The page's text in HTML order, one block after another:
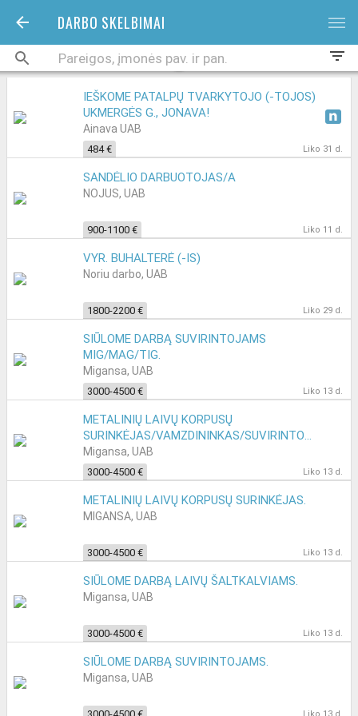
DARBO SKELBIMAI bars
filter_list
IEŠKOME PATALPŲ TVARKYTOJO (-TOJOS)
UKMERGĖS G., JONAVA!
Ainava UAB
484 € Liko 31 d.
SANDĖLIO DARBUOTOJAS/A
NOJUS, UAB
900-1100 € Liko 11 d.
VYR. BUHALTERĖ (-IS)
Noriu darbo, UAB
1800-2200 € Liko 29 d.
SIŪLOME DARBĄ SUVIRINTOJAMS
MIG/MAG/TIG.
Migansa, UAB
3000-4500 € Liko 13 d.
METALINIŲ LAIVŲ KORPUSŲ
SURINKĖJAS/VAMZDININKAS/SUVIRINTOJAS.
Migansa, UAB
3000-4500 € Liko 13 d.
METALINIŲ LAIVŲ KORPUSŲ SURINKĖJAS.
MIGANSA, UAB
3000-4500 € Liko 13 d.
SIŪLOME DARBĄ LAIVŲ ŠALTKALVIAMS.
Migansa, UAB
3000-4500 € Liko 13 d.
SIŪLOME DARBĄ SUVIRINTOJAMS.
Migansa, UAB